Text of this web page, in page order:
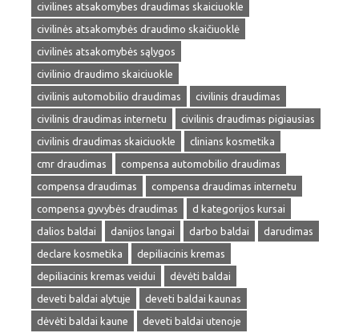
civilines atsakomybes draudimas skaiciuokle
civilinės atsakomybės draudimo skaičiuoklė
civilinės atsakomybės sąlygos
civilinio draudimo skaiciuokle
civilinis automobilio draudimas
civilinis draudimas
civilinis draudimas internetu
civilinis draudimas pigiausias
civilinis draudimas skaiciuokle
clinians kosmetika
cmr draudimas
compensa automobilio draudimas
compensa draudimas
compensa draudimas internetu
compensa gyvybės draudimas
d kategorijos kursai
dalios baldai
danijos langai darbo baldai
darudimas
declare kosmetika
depiliacinis kremas
depiliacinis kremas veidui
dėvėti baldai
deveti baldai alytuje
deveti baldai kaunas
dėvėti baldai kaune
deveti baldai utenoje